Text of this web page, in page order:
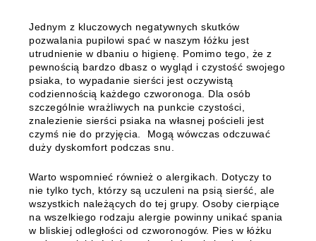
Jednym z kluczowych negatywnych skutków
pozwalania pupilowi spać w naszym łóżku jest
utrudnienie w dbaniu o higienę. Pomimo tego, że z
pewnością bardzo dbasz o wygląd i czystość swojego
psiaka, to wypadanie sierści jest oczywistą
codziennością każdego czworonoga. Dla osób
szczególnie wrażliwych na punkcie czystości,
znalezienie sierści psiaka na własnej pościeli jest
czymś nie do przyjęcia. Mogą wówczas odczuwać
duży dyskomfort podczas snu.
Warto wspomnieć również o alergikach. Dotyczy to
nie tylko tych, którzy są uczuleni na psią sierść, ale
wszystkich należących do tej grupy.Osoby cierpiące
na wszelkiego rodzaju alergie powinny unikać spania
w bliskiej odległości od czworonogów. Pies w łóżku